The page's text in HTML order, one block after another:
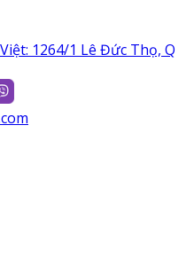
1264/1 Lê Đức Thọ, Q